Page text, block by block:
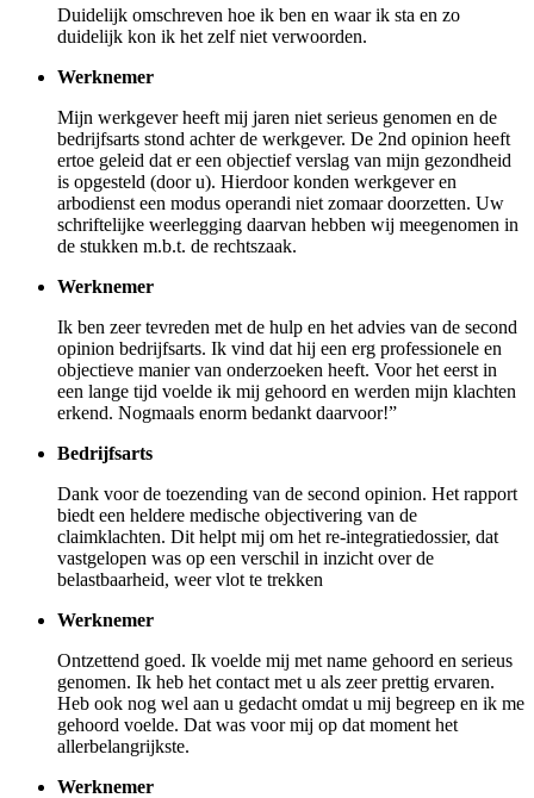
Duidelijk omschreven hoe ik ben en waar ik sta en zo
duidelijk kon ik het zelf niet verwoorden.
Werknemer
Mijn werkgever heeft mij jaren niet serieus genomen en de
bedrijfsarts stond achter de werkgever. De 2nd opinion heeft
ertoe geleid dat er een objectief verslag van mijn gezondheid
is opgesteld (door u). Hierdoor konden werkgever en
arbodienst een modus operandi niet zomaar doorzetten. Uw
schriftelijke weerlegging daarvan hebben wij meegenomen in
de stukken m.b.t. de rechtszaak.
Werknemer
Ik ben zeer tevreden met de hulp en het advies van de second
opinion bedrijfsarts. Ik vind dat hij een erg professionele en
objectieve manier van onderzoeken heeft. Voor het eerst in
een lange tijd voelde ik mij gehoord en werden mijn klachten
erkend. Nogmaals enorm bedankt daarvoor!”
Bedrijfsarts
Dank voor de toezending van de second opinion. Het rapport
biedt een heldere medische objectivering van de
claimklachten. Dit helpt mij om het re-integratiedossier, dat
vastgelopen was op een verschil in inzicht over de
belastbaarheid, weer vlot te trekken
Werknemer
Ontzettend goed. Ik voelde mij met name gehoord en serieus
genomen. Ik heb het contact met u als zeer prettig ervaren.
Heb ook nog wel aan u gedacht omdat u mij begreep en ik me
gehoord voelde. Dat was voor mij op dat moment het
allerbelangrijkste.
Werknemer